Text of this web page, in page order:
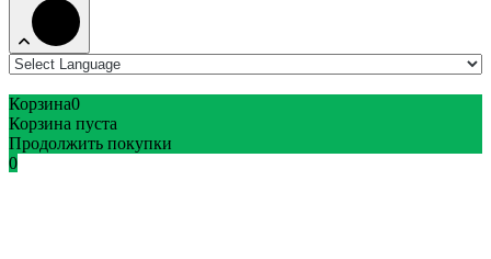
Корзина0
Корзина пуста
Продолжить покупки
0